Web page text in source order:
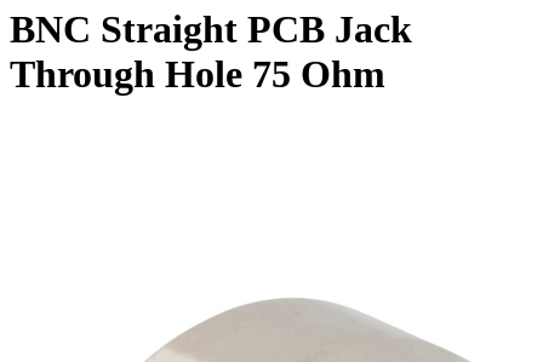
BNC Straight PCB Jack
Through Hole 75 Ohm